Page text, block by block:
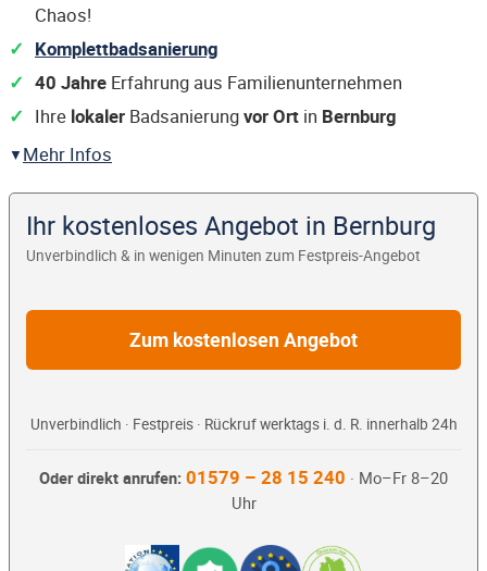
Chaos!
Komplettbadsanierung
40 Jahre Erfahrung aus Familienunternehmen
Ihre lokaler Badsanierungvor Ort in Bernburg
Mehr Infos
Ihr kostenloses Angebot in Bernburg
Unverbindlich & in wenigen Minuten zum Festpreis-Angebot
Zum kostenlosen Angebot
Unverbindlich · Festpreis · Rückruf werktags i. d. R. innerhalb 24h
Oder direkt anrufen: 01579 – 28 15 240 · Mo–Fr 8–20
Uhr